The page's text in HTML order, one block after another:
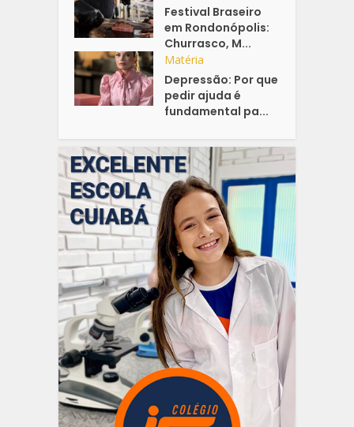
Festival Braseiro
em Rondonópolis:
Churrasco, M...
Matéria
Depressão: Por que
pedir ajuda é
fundamental pa...